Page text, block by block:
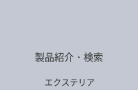
製品紹介・検索
エクステリア